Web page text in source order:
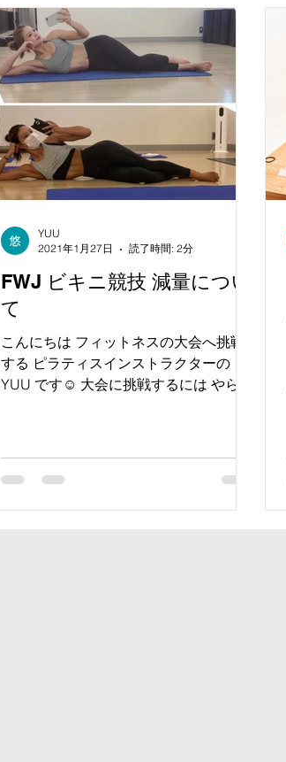
FWJ ビキニ競技 減量につい
て
こんにちは フィットネスの大会へ挑戦
する ピラティスインストラクターの
YUU です☺️ 大会に挑戦するには やらな
YUU
2021年1月27日
読了時間: 2分